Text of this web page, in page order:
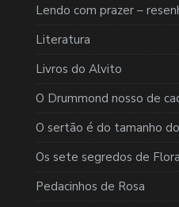
Lendo com prazer –
Literatura
Livros do Alvito
O Drummond nosso de
O sertão é do tamanho
Os sete segredos de Flora
Pedacinhos de Rosa